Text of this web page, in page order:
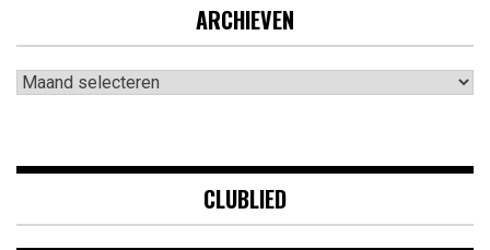
ARCHIEVEN
Archieven
CLUBLIED